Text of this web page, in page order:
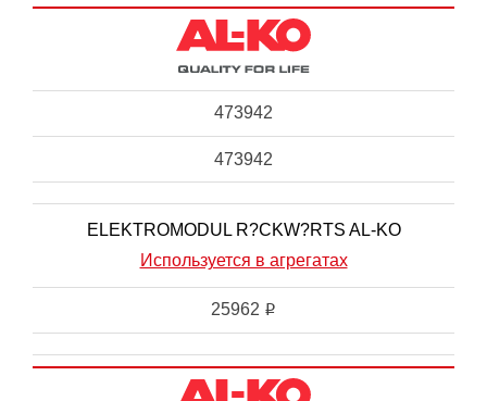
473942
473942
ELEKTROMODUL R?CKW?RTS AL-KO
Используется в агрегатах
25962 i